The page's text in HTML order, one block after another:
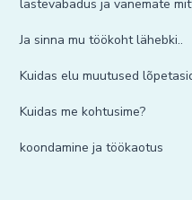
lastevabadus ja vanemate
Ja sinna mu töökoht lähebki..
Kuidas elu muutused
Kuidas me kohtusime?
koondamine ja töökaotus